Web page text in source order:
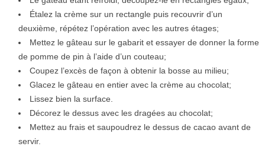
Étalez la crème sur un rectangle puis recouvrir d’un
deuxième, répétez l’opération avec les autres étages;
Mettez le gâteau sur le gabarit et essayer de donner la forme
de pomme de pin à l’aide d’un couteau;
Coupez l’excès de façon à obtenir la bosse au milieu;
Glacez le gâteau en entier avec la crème au chocolat;
Lissez bien la surface.
Décorez le dessus avec les dragées au chocolat;
Mettez au frais et saupoudrez le dessus de cacao avant de
servir.